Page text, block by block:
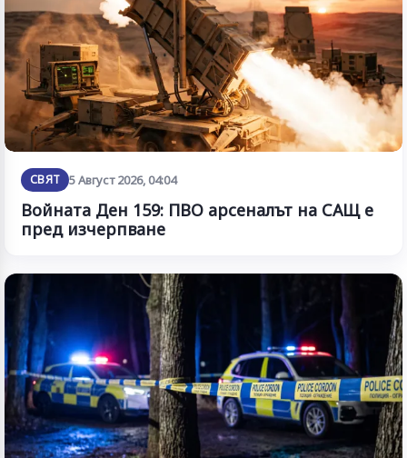
СВЯТ 5 Август 2026, 04:04
Войната Ден 159: ПВО арсеналът на САЩ е
пред изчерпване